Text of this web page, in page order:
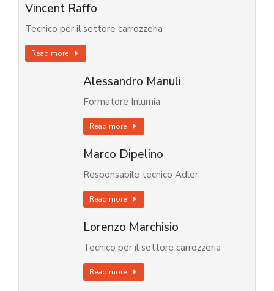
Vincent Raffo
Tecnico per il settore carrozzeria
Read more
Alessandro Manuli
Formatore Inlumia
Read more
Marco Dipelino
Responsabile tecnico Adler
Read more
Lorenzo Marchisio
Tecnico per il settore carrozzeria
Read more